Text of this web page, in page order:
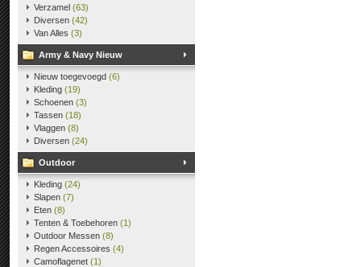
Verzamel (63)
Diversen (42)
Van Alles (3)
Army & Navy Nieuw
Nieuw toegevoegd (6)
Kleding (19)
Schoenen (3)
Tassen (18)
Vlaggen (8)
Diversen (24)
Outdoor
Kleding (24)
Slapen (7)
Eten (8)
Tenten & Toebehoren (1)
Outdoor Messen (8)
Regen Accessoires (4)
Camoflagenet (1)